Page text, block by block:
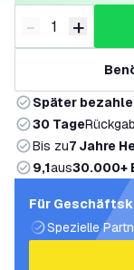
Menge
- Menge
+
Später
30 Tage
Bis zu7 Jahre
9,1aus30.000+
Für
Spezielle